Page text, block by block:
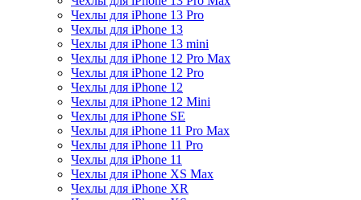
Чехлы для iPhone 13 Pro
Чехлы для iPhone 13
Чехлы для iPhone 13 mini
Чехлы для iPhone 12 Pro Max
Чехлы для iPhone 12 Pro
Чехлы для iPhone 12
Чехлы для iPhone 12 Mini
Чехлы для iPhone SE
Чехлы для iPhone 11 Pro Max
Чехлы для iPhone 11 Pro
Чехлы для iPhone 11
Чехлы для iPhone XS Max
Чехлы для iPhone XR